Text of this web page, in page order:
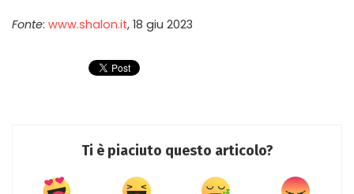
Fonte: www.shalon.it, 18 giu 2023
Ti è piaciuto questo articolo?